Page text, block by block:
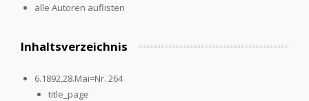
alle Autoren auflisten
Inhaltsverzeichnis
6.1892,28.Mai=Nr. 264
title_page